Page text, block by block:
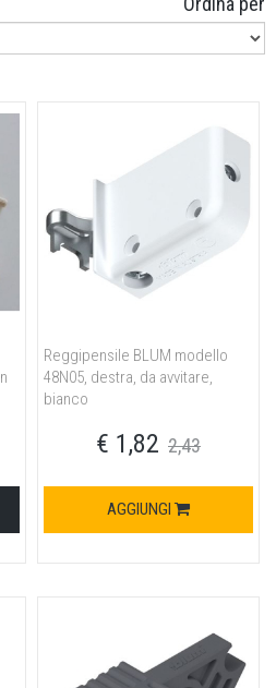
Reggipensile BLUM modello
48N05, destra, da avvitare,
bianco
€ 1,82 2,43
AGGIUNGI